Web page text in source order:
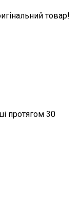
товар!
протягом 30